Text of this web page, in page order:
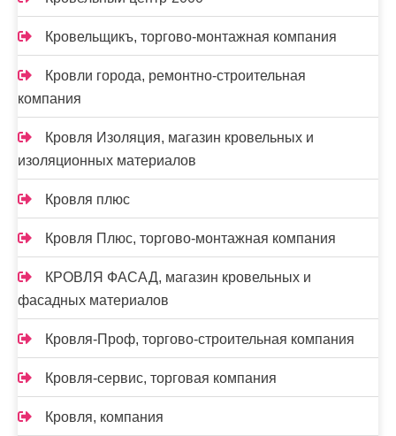
Кровельщикъ, торгово-монтажная компания
Кровли города, ремонтно-строительная
компания
Кровля Изоляция, магазин кровельных и
изоляционных материалов
Кровля плюс
Кровля Плюс, торгово-монтажная компания
КРОВЛЯ ФАСАД, магазин кровельных и
фасадных материалов
Кровля-Проф, торгово-строительная компания
Кровля-сервис, торговая компания
Кровля, компания